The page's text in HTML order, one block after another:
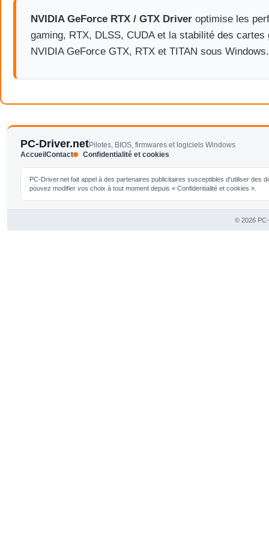
NVIDIA GeForce RTX / GTX Driver optimise les
gaming, RTX, DLSS, CUDA et la stabilité des cartes
NVIDIA GeForce GTX, RTX et TITAN sous Windows.
PC-Driver.netPilotes, BIOS, firmwares et logiciels Windows
Accueil Contact Confidentialité et cookies
PC-Driver.net fait appel à des partenaires publicitaires susceptibles d'utiliser
pouvez modifier vos choix à tout moment depuis « Confidentialité et cookies ».
© 2026